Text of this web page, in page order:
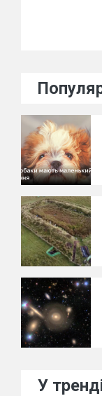
У